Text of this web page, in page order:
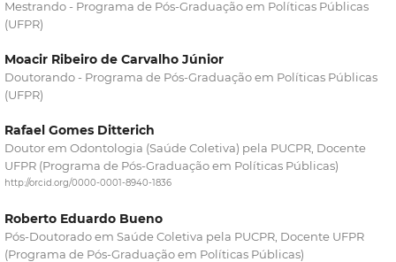
Mestrando - Programa de Pós-Graduação em Políticas Públicas
(UFPR)
Moacir Ribeiro de Carvalho Júnior
Doutorando - Programa de Pós-Graduação em Políticas Públicas
(UFPR)
Rafael Gomes Ditterich
Doutor em Odontologia (Saúde Coletiva) pela PUCPR, Docente
UFPR (Programa de Pós-Graduação em Políticas Públicas)
http://orcid.org/0000-0001-8940-1836
Roberto Eduardo Bueno
Pós-Doutorado em Saúde Coletiva pela PUCPR, Docente UFPR
(Programa de Pós-Graduação em Políticas Públicas)